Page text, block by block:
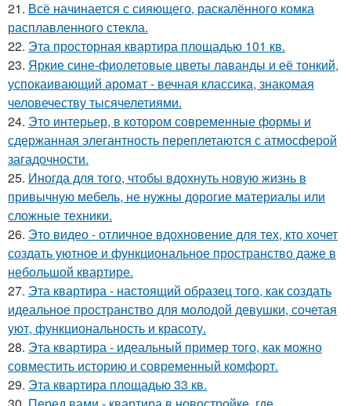
21. Всё начинается с сияющего, раскалённого комка
расплавленного стекла.
22. Эта просторная квартира площадью 101 кв.
23. Яркие сине-фиолетовые цветы лаванды и её тонкий,
успокаивающий аромат - вечная классика, знакомая
человечеству тысячелетиями.
24. Это интерьер, в котором современные формы и
сдержанная элегантность переплетаются с атмосферой
загадочности.
25. Иногда для того, чтобы вдохнуть новую жизнь в
привычную мебель, не нужны дорогие материалы или
сложные техники.
26. Это видео - отличное вдохновение для тех, кто хочет
создать уютное и функциональное пространство даже в
небольшой квартире.
27. Эта квартира - настоящий образец того, как создать
идеальное пространство для молодой девушки, сочетая
уют, функциональность и красоту.
28. Эта квартира - идеальный пример того, как можно
совместить историю и современный комфорт.
29. Эта квартира площадью 33 кв.